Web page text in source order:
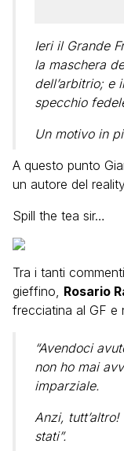
Ieri il Grande
la maschera
dell’arbitrio; e
specchio
Un motivo in
A questo punto
un autore del
Spill the tea sir…
Tra i tanti
gieffino, Rosario
frecciatina al GF
“Avendoci
non ho mai
imparziale.
Anzi,
stati”.